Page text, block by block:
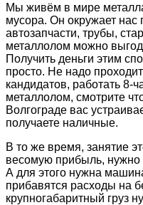
Мы живём в мире
мусора. Он окружает
автозапчасти, трубы,
металлолом можно
Получить деньги этим
просто. Не надо
кандидатов, работать 8-
металлолом, смотрите
Волгограде вас
получаете наличные.
В то же время, занятие
весомую прибыль, нужно
А для этого нужна
прибавятся расходы на
крупногабаритный груз